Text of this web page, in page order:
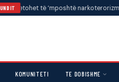
të ‘mposhtë narkoterorizmin’ •
KOMUNITETI TE DOBISHME